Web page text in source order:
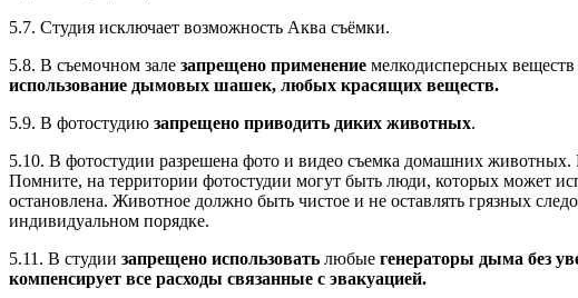
5.7. Студия исключает возможность Аква съёмки.
5.8. В съемочном зале запрещено применение мелкодисперсных
использование дымовых шашек, любых красящих веществ.
5.9. В фотостудию запрещено приводить диких животных.
5.10. В фотостудии разрешена фото и видео съемка домашних
Помните, на территории фотостудии могут быть люди, которых может
остановлена. Животное должно быть чистое и не оставлять грязных
индивидуальном порядке.
5.11. В студии запрещено использовать любые генераторы дыма без
компенсирует все расходы связанные с эвакуацией.